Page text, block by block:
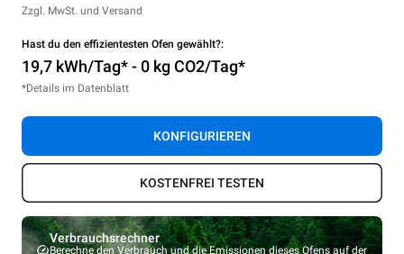
Zzgl. MwSt. und Versand
Hast du den effizientesten Ofen gewählt?:
19,7 kWh/Tag* - 0 kg CO2/Tag*
*Details im Datenblatt
KONFIGURIEREN
KOSTENFREI TESTEN
Verbrauchsrechner
Berechne den Verbrauch und die Emissionen dieses Ofens auf der